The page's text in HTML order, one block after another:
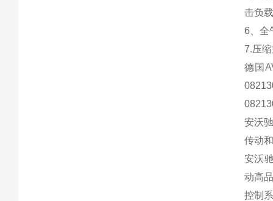
击负
6、全
7.压
德国
安沃
传动
安沃
动高
控制